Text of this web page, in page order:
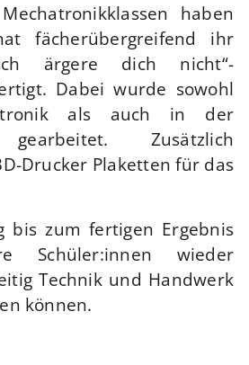
haben
fächerübergreifend ihr
ärgere dich nicht“-
Dabei wurde sowohl
als auch in der
gearbeitet. Zusätzlich
Drucker Plaketten für das
bis zum fertigen Ergebnis
Schüler:innen wieder
Technik und Handwerk
können.